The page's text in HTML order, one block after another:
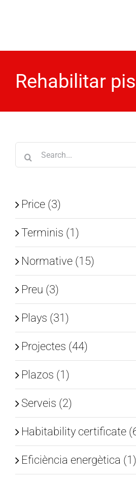
Rehabilitar
Search
for:
Price (3)
Terminis (1)
Normative (15)
Preu (3)
Plays (31)
Projectes (44)
Plazos (1)
Serveis (2)
Habitability certificate
Eficiència energètica (1)